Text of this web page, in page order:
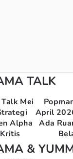
TALK
Mei
Alpha
April
Ada
&